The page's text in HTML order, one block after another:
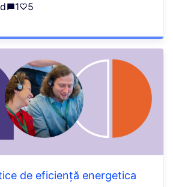
1 5
de eficiență energetica